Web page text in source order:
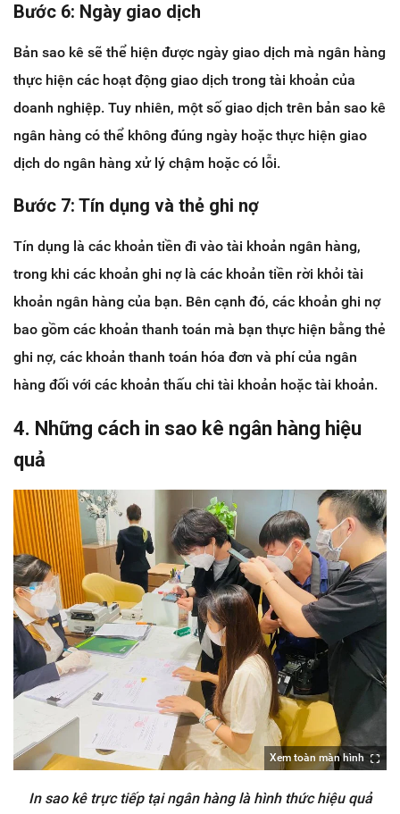
Bước 6: Ngày giao dịch
Bản sao kê sẽ thể hiện được ngày giao dịch mà ngân hàng
thực hiện các hoạt động giao dịch trong tài khoản của
doanh nghiệp. Tuy nhiên, một số giao dịch trên bản sao kê
ngân hàng có thể không đúng ngày hoặc thực hiện giao
dịch do ngân hàng xử lý chậm hoặc có lỗi.
Bước 7: Tín dụng và thẻ ghi nợ
Tín dụng là các khoản tiền đi vào tài khoản ngân hàng,
trong khi các khoản ghi nợ là các khoản tiền rời khỏi tài
khoản ngân hàng của bạn. Bên cạnh đó, các khoản ghi nợ
bao gồm các khoản thanh toán mà bạn thực hiện bằng thẻ
ghi nợ, các khoản thanh toán hóa đơn và phí của ngân
hàng đối với các khoản thấu chi tài khoản hoặc tài khoản.
4. Những cách in sao kê ngân hàng hiệu
quả
Xem toàn màn hình
In sao kê trực tiếp tại ngân hàng là hình thức hiệu quả